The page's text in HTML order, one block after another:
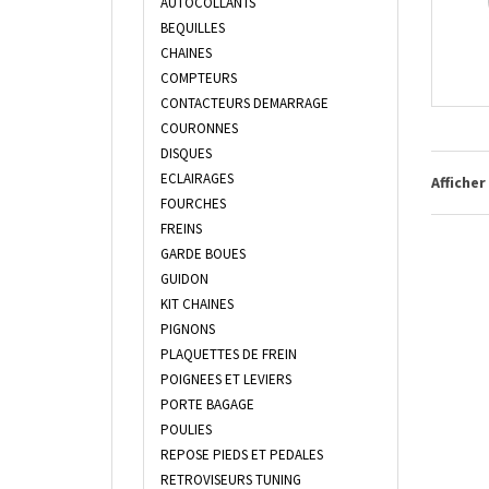
BEQUILLES
CHAINES
COMPTEURS
CONTACTEURS DEMARRAGE
COURONNES
DISQUES
ECLAIRAGES
FOURCHES
FREINS
GARDE BOUES
GUIDON
KIT CHAINES
PIGNONS
PLAQUETTES DE FREIN
POIGNEES ET LEVIERS
PORTE BAGAGE
POULIES
REPOSE PIEDS ET PEDALES
RETROVISEURS TUNING
Afficher